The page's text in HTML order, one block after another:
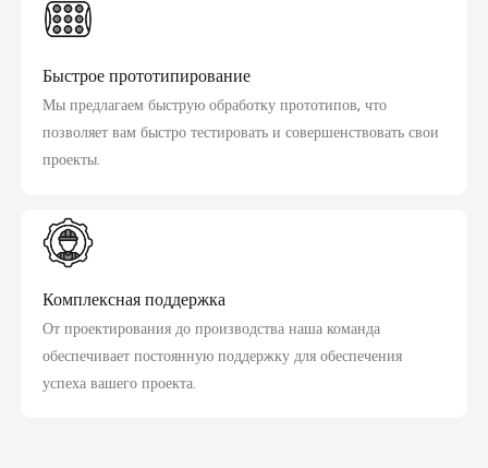
Быстрое прототипирование
Мы предлагаем быструю обработку прототипов, что
позволяет вам быстро тестировать и совершенствовать свои
проекты.
Комплексная поддержка
От проектирования до производства наша команда
обеспечивает постоянную поддержку для обеспечения
успеха вашего проекта.